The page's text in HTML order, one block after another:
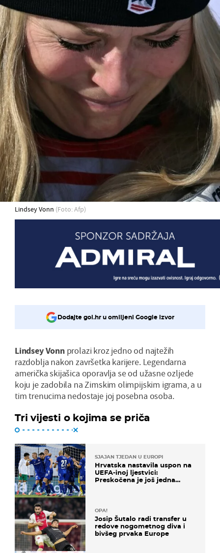
Lindsey Vonn (Foto: Afp)
Dodajte gol.hr u omiljeni Google izvor
Lindsey Vonnprolazi kroz jedno od najtežih
razdoblja nakon završetka karijere. Legendarna
američka skijašica oporavlja se od užasne ozljede
koju je zadobila na Zimskim olimpijskim igrama, a u
tim trenucima nedostaje joj posebna osoba.
Tri vijesti o kojima se priča
SJAJAN TJEDAN U EUROPI
Hrvatska nastavila uspon na
UEFA-inoj ljestvici:
Preskočena je još jedna
OPA!
Josip Šutalo radi transfer u
redove nogometnog diva i
bivšeg prvaka Europe